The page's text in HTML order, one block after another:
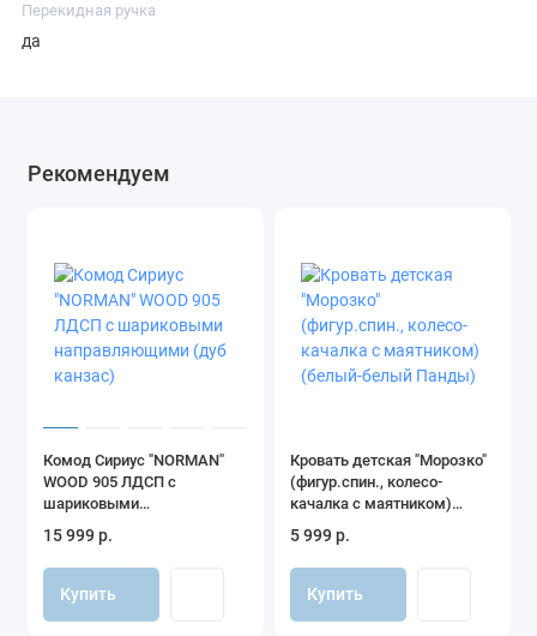
Перекидная ручка
да
Рекомендуем
Комод Сириус "NORMAN"
WOOD 905 ЛДСП с
шариковыми
направляющими (дуб
канзас)
15 999 р.
Купить
Кровать детская "Морозко"
(фигур.спин., колесо-
качалка с маятником)
(белый-белый Панды)
5 999 р.
Купить